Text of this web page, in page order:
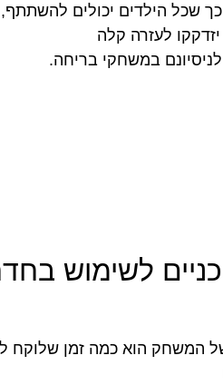
שכל הילדים יכולים להשתתף,
לעזרה קלה
במשחקי בריחה.
לשימוש
המשחק הוא כמה זמן שלוקח